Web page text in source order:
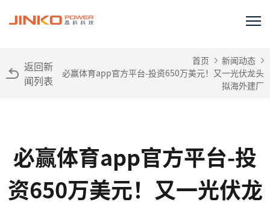
返回新
闻列表
首页
新闻动态
必赢体育app官方平台-投资650万美元！又一光伏龙头
拟海外建厂
必赢体育app官方平台-投
资650万美元！又一光伏龙